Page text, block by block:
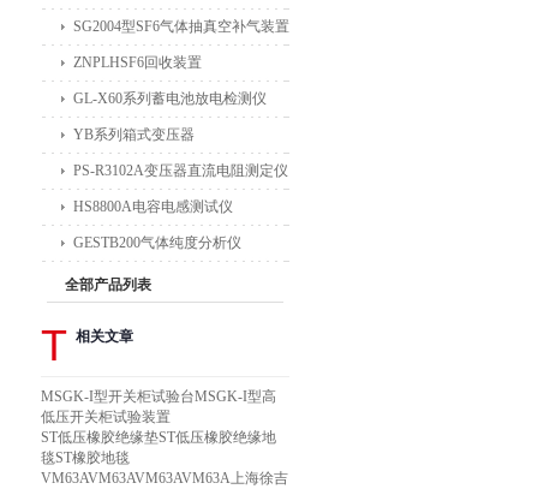
SG2004型SF6气体抽真空补气装置
ZNPLHSF6回收装置
GL-X60系列蓄电池放电检测仪
YB系列箱式变压器
PS-R3102A变压器直流电阻测定仪
HS8800A电容电感测试仪
GESTB200气体纯度分析仪
全部产品列表
T 相关文章
MSGK-I型开关柜试验台MSGK-I型高
低压开关柜试验装置
ST低压橡胶绝缘垫ST低压橡胶绝缘地
毯ST橡胶地毯
VM63AVM63AVM63AVM63A上海徐吉